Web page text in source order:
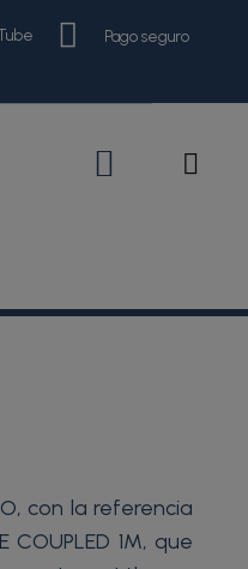
Pago seguro
con la referencia
1M, que